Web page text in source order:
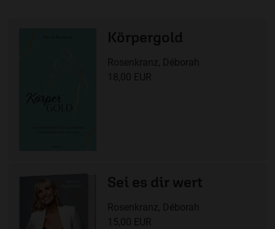
Körpergold
Rosenkranz, Déborah
18,00 EUR
Sei es dir wert
Rosenkranz, Déborah
15,00 EUR